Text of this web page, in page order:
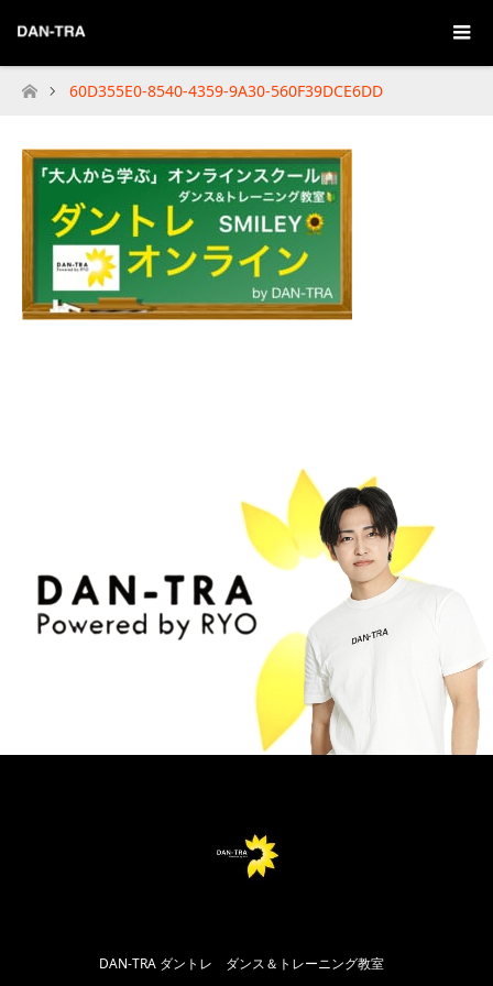
Home
60D355E0-8540-4359-9A30-560F39DCE6DD
DAN-TRA ダントレ ダンス＆トレーニング教室